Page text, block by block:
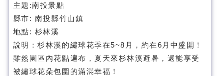
主題:南投景點
縣市: 南投縣竹山鎮
地點: 杉林溪
說明：杉林溪的繡球花季在5~8月，約在6月中盛開！
雖然園區內花點遍布，夏天來杉林溪避暑，還能享受
被繡球花朵包圍的滿滿幸福！